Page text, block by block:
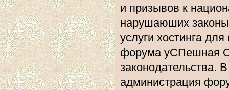
и призывов к
нарушаюших законы
услуги хостинга
форума уСПешная
законодательства.
администрация